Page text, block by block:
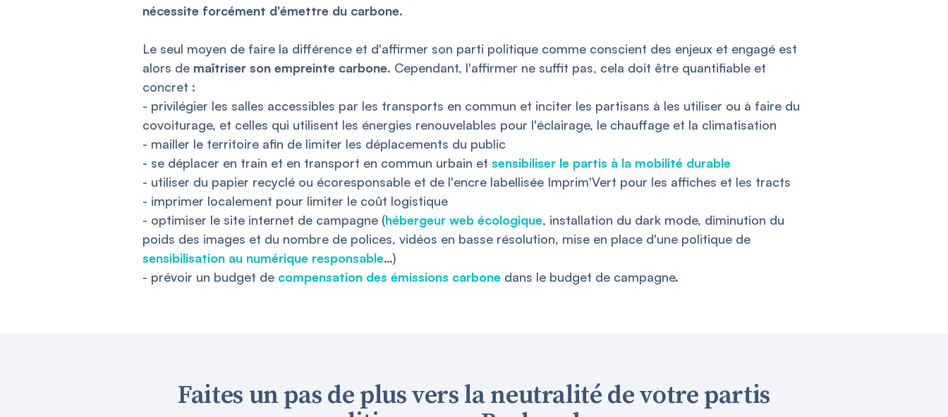
nécessite forcément d'émettre du carbone.
Le seul moyen de faire la différence et d'affirmer son parti politique comme conscient des enjeux et engagé est
alors de maîtriser son empreinte carbone. Cependant, l'affirmer ne suffit pas, cela doit être quantifiable et
concret :
- privilégier les salles accessibles par les transports en commun et inciter les partisans à les utiliser ou à faire du
covoiturage, et celles qui utilisent les énergies renouvelables pour l'éclairage, le chauffage et la climatisation
- mailler le territoire afin de limiter les déplacements du public
- se déplacer en train et en transport en commun urbain et sensibiliser le partis à la mobilité durable
- utiliser du papier recyclé ou écoresponsable et de l'encre labellisée Imprim'Vert pour les affiches et les tracts
- imprimer localement pour limiter le coût logistique
- optimiser le site internet de campagne (hébergeur web écologique, installation du dark mode, diminution du
poids des images et du nombre de polices, vidéos en basse résolution, mise en place d'une politique de
sensibilisation au numérique responsable…)
- prévoir un budget de compensation des émissions carbone dans le budget de campagne.
Faites un pas de plus vers la neutralité de votre partis